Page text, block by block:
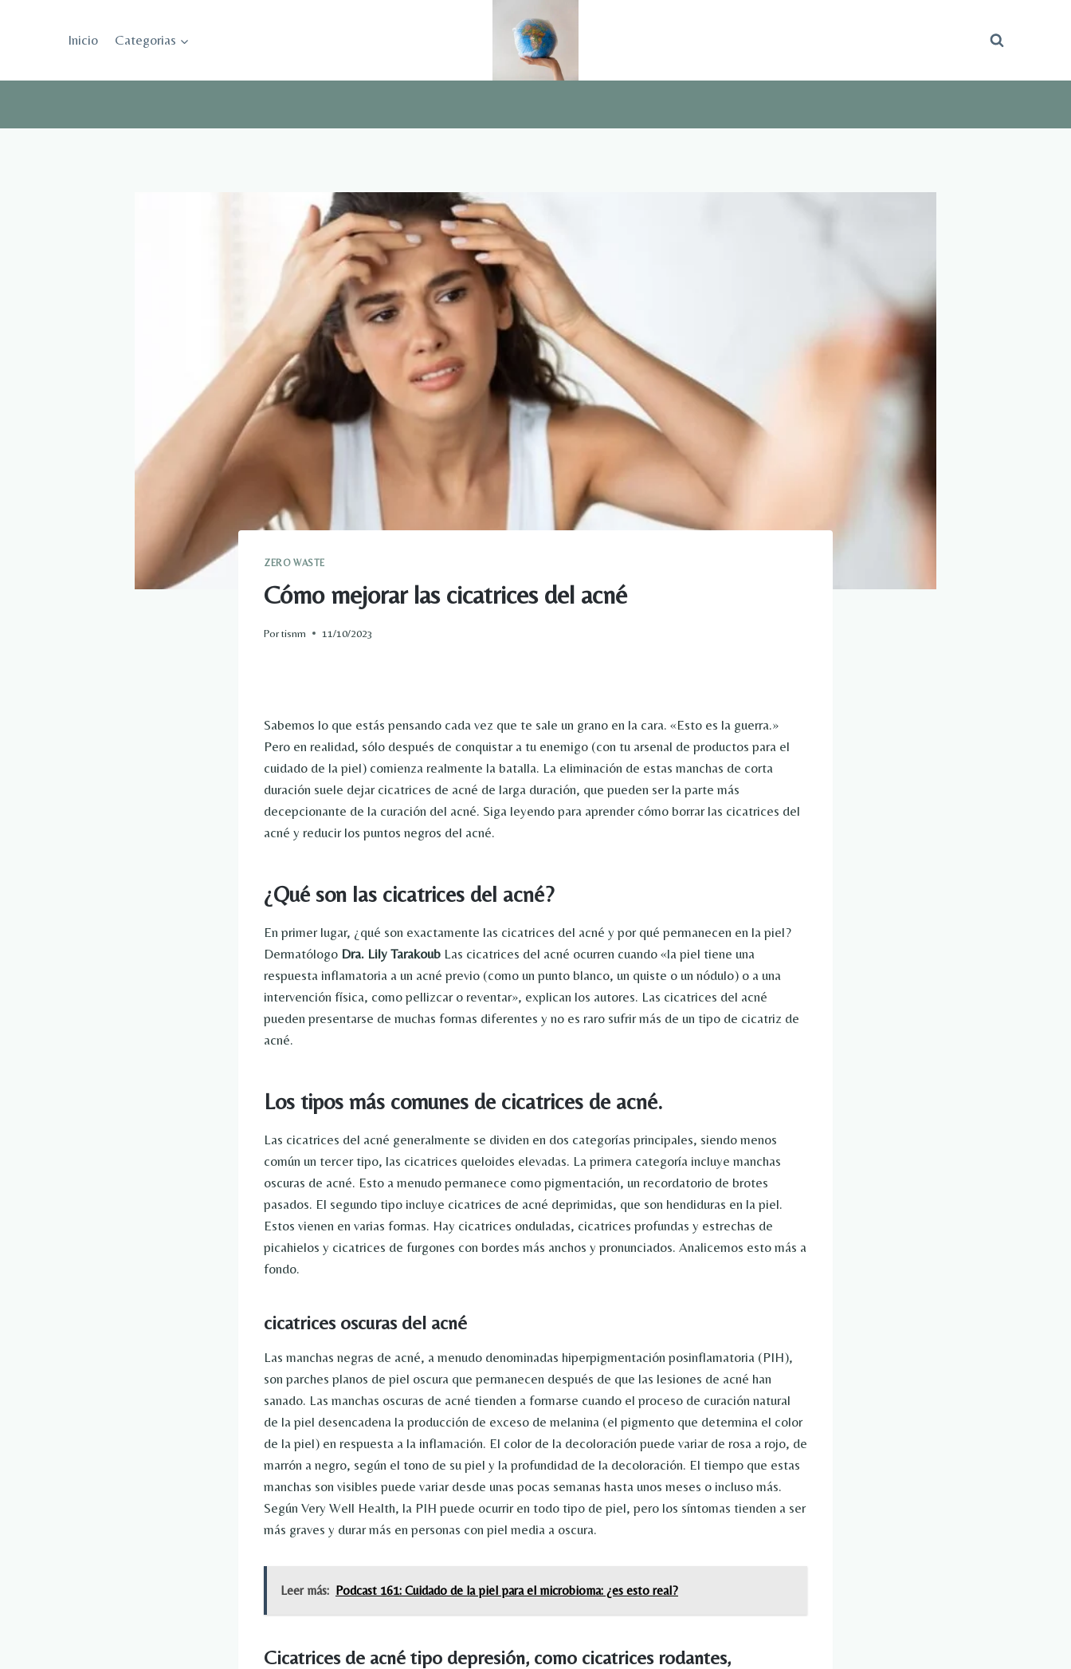
Inicio Categorias
ZERO WASTE
Cómo mejorar las cicatrices del acné
Portisnm 11/10/2023
Sabemos lo que estás pensando cada vez que te sale un grano en la cara. «Esto es la guerra.»
Pero en realidad, sólo después de conquistar a tu enemigo (con tu arsenal de productos para el
cuidado de la piel) comienza realmente la batalla. La eliminación de estas manchas de corta
duración suele dejar cicatrices de acné de larga duración, que pueden ser la parte más
decepcionante de la curación del acné. Siga leyendo para aprender cómo borrar las cicatrices del
acné y reducir los puntos negros del acné.
¿Qué son las cicatrices del acné?
En primer lugar, ¿qué son exactamente las cicatrices del acné y por qué permanecen en la piel?
Dermatólogo Dra. Lily Tarakoub Las cicatrices del acné ocurren cuando «la piel tiene una
respuesta inflamatoria a un acné previo (como un punto blanco, un quiste o un nódulo) o a una
intervención física, como pellizcar o reventar», explican los autores. Las cicatrices del acné
pueden presentarse de muchas formas diferentes y no es raro sufrir más de un tipo de cicatriz de
acné.
Los tipos más comunes de cicatrices de acné.
Las cicatrices del acné generalmente se dividen en dos categorías principales, siendo menos
común un tercer tipo, las cicatrices queloides elevadas. La primera categoría incluye manchas
oscuras de acné. Esto a menudo permanece como pigmentación, un recordatorio de brotes
pasados. El segundo tipo incluye cicatrices de acné deprimidas, que son hendiduras en la piel.
Estos vienen en varias formas. Hay cicatrices onduladas, cicatrices profundas y estrechas de
picahielos y cicatrices de furgones con bordes más anchos y pronunciados. Analicemos esto más a
fondo.
cicatrices oscuras del acné
Las manchas negras de acné, a menudo denominadas hiperpigmentación posinflamatoria (PIH),
son parches planos de piel oscura que permanecen después de que las lesiones de acné han
sanado. Las manchas oscuras de acné tienden a formarse cuando el proceso de curación natural
de la piel desencadena la producción de exceso de melanina (el pigmento que determina el color
de la piel) en respuesta a la inflamación. El color de la decoloración puede variar de rosa a rojo, de
marrón a negro, según el tono de su piel y la profundidad de la decoloración. El tiempo que estas
manchas son visibles puede variar desde unas pocas semanas hasta unos meses o incluso más.
Según Very Well Health, la PIH puede ocurrir en todo tipo de piel, pero los síntomas tienden a ser
más graves y durar más en personas con piel media a oscura.
Leer más: Podcast 161: Cuidado de la piel para el microbioma: ¿es esto real?
Cicatrices de acné tipo depresión, como cicatrices rodantes,